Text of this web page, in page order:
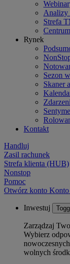
Analizy
Strefa
Rynek
Sezon
Skaner
Kontakt
Handluj
Zasil rachunek
Strefa klienta (HUB)
Nonstop
Pomoc
Otwórz konto Konto
Inwestuj
Zarządzaj
Wybierz
wolnych